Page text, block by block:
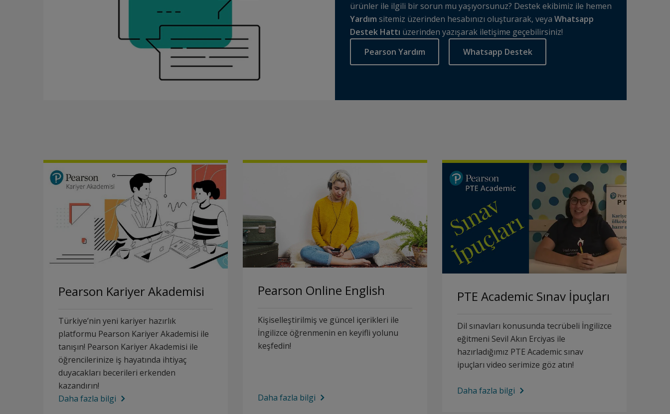
ürünler ile ilgili bir sorun mu yaşıyorsunuz? Destek ekibimiz ile hemen
Yardım sitemiz üzerinden hesabınızı oluşturarak, veya Whatsapp
Destek Hattı üzerinden yazışarak iletişime geçebilirsiniz!
Pearson Yardım
Whatsapp Destek
Pearson Kariyer Akademisi
Türkiye’nin yeni kariyer hazırlık
platformu Pearson Kariyer Akademisi ile
tanışın! Pearson Kariyer Akademisi ile
öğrencilerinize iş hayatında ihtiyaç
duyacakları becerileri erkenden
kazandırın!
Daha fazla bilgi
Pearson Online English
Kişiselleştirilmiş ve güncel içerikleri ile
İngilizce öğrenmenin en keyifli yolunu
keşfedin!
Daha fazla bilgi
PTE Academic Sınav İpuçları
Dil sınavları konusunda tecrübeli İngilizce
eğitmeni Sevil Akın Erciyas ile
hazırladığımız PTE Academic sınav
ipuçları video serimize göz atın!
Daha fazla bilgi